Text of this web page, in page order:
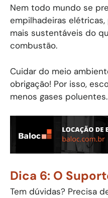
Nem todo mundo se
empilhadeiras
mais sustentáveis do
combustão.
Cuidar do meio
obrigação! Por isso,
menos gases poluentes.
Dica 6: O
Tem dúvidas? Precisa